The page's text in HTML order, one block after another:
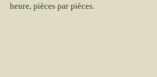
heure, pièces par pièces.